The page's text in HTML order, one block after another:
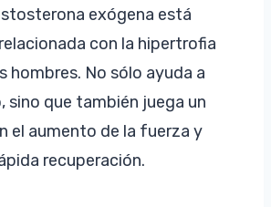
exógena está
con la hipertrofia
hombres. No sólo ayuda a
sino que también juega un
el aumento de la fuerza y
recuperación.